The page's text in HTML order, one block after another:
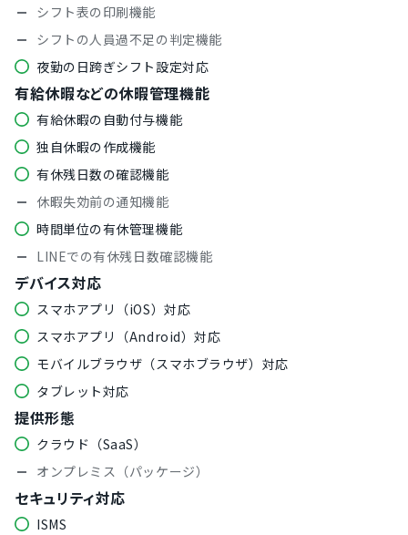
シフト表の印刷機能
シフトの人員過不足の判定機能
夜勤の日跨ぎシフト設定対応
有給休暇などの休暇管理機能
有給休暇の自動付与機能
独自休暇の作成機能
有休残日数の確認機能
休暇失効前の通知機能
時間単位の有休管理機能
LINEでの有休残日数確認機能
デバイス対応
スマホアプリ（iOS）対応
スマホアプリ（Android）対応
モバイルブラウザ（スマホブラウザ）対応
タブレット対応
提供形態
クラウド（SaaS）
オンプレミス（パッケージ）
セキュリティ対応
ISMS